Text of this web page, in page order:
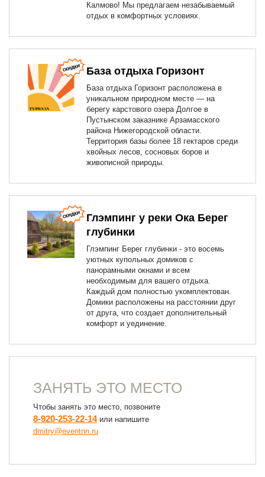
Калмово! Мы предлагаем незабываемый
отдых в комфортных условиях.
База отдыха Горизонт
База отдыха Горизонт расположена в
уникальном природном месте — на
берегу карстового озера Долгое в
Пустынском заказнике Арзамасского
района Нижегородской области.
Территория базы более 18 гектаров среди
хвойных лесов, сосновых боров и
живописной природы.
Глэмпинг у реки Ока Берег
глубинки
Глэмпинг Берег глубинки - это восемь
уютных купольных домиков с
панорамными окнами и всем
необходимым для вашего отдыха.
Каждый дом полностью укомплектован.
Домики расположены на расстоянии друг
от друга, что создает дополнительный
комфорт и уединение.
ЗАНЯТЬ ЭТО МЕСТО
Чтобы занять это место, позвоните
8-920-253-22-14или напишите
dmitry@eventnn.ru